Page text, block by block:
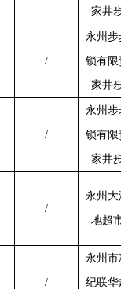
家井
/
永州
锁有限
家井
/
永州
锁有限
家井
/
永州
地超
/
永州
纪联华